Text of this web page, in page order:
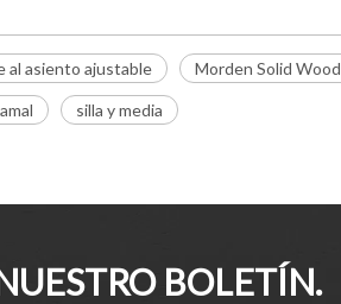
al asiento ajustable Morden Solid Wood
silla y media
BOLETÍN.